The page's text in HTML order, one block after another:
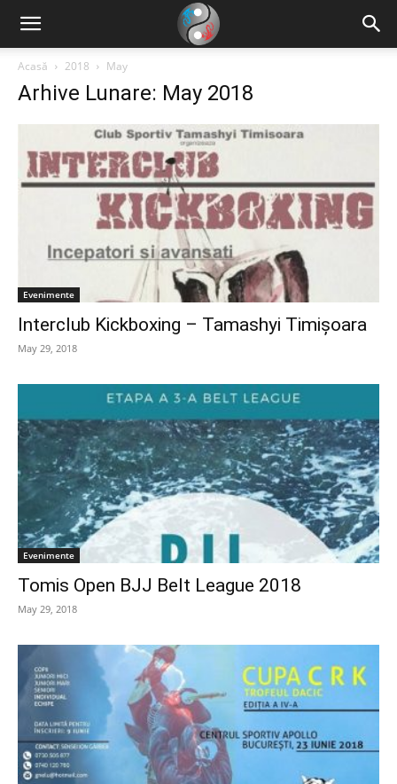
Acasă 2018 May
Arhive Lunare: May 2018
Evenimente
Interclub Kickboxing – Tamashyi Timișoara
May 29, 2018
Evenimente
Tomis Open BJJ Belt League 2018
May 29, 2018